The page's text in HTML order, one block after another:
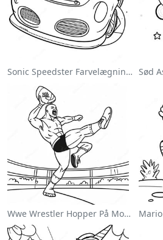
Sonic Speedster Farvelægningsside
Wwe Wrestler Hopper På Modstander Farvelægningsside